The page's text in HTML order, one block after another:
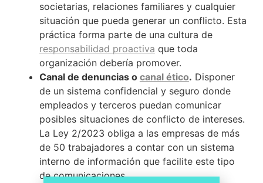
societarias, relaciones familiares y cualquier
situación que pueda generar un conflicto. Esta
práctica forma parte de una cultura de
responsabilidad proactiva que toda
organización debería promover.
Canal de denuncias o canal ético. Disponer
de un sistema confidencial y seguro donde
empleados y terceros puedan comunicar
posibles situaciones de conflicto de intereses.
La Ley 2/2023 obliga a las empresas de más
de 50 trabajadores a contar con un sistema
interno de información que facilite este tipo
de comunicaciones.